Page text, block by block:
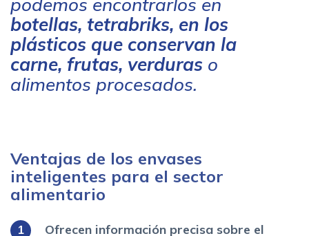
botellas, tetrabriks, en los
plásticos que conservan la
carne, frutas, verduras o
alimentos procesados.
Ventajas de los envases
inteligentes para el sector
alimentario
Ofrecen información precisa sobre el